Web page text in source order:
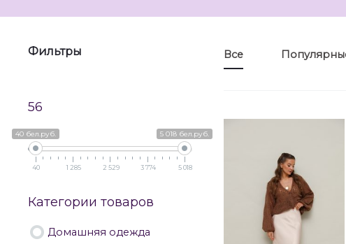
Все
Фильтры
56
40 бел.руб. 5 018 бел.руб.
40 1 285 2 529 3 774 5 018
Категории товаров
Домашняя одежда